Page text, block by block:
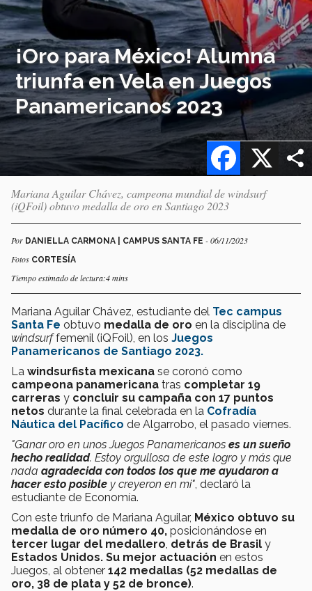
¡Oro para México! Alumna
triunfa en Vela en Juegos
Panamericanos 2023
X
Facebook
Mariana Aguilar Chávez, campeona mundial de windsurf
(iQFoil) obtuvo medalla de oro en Santiago 2023
Por DANIELLA CARMONA | CAMPUS SANTA FE - 06/11/2023
Fotos CORTESÍA
Tiempo estimado de lectura:4 mins
Mariana Aguilar Chávez, estudiante del Tec campus
Santa Fe obtuvo medalla de oro en la disciplina de
windsurffemenil (iQFoil), en los Juegos
Panamericanos de Santiago 2023.
La windsurfista mexicana se coronó como
campeona panamericana tras completar 19
carreras y concluir su campaña con 17 puntos
netos durante la final celebrada en la Cofradía
Náutica del Pacífico de Algarrobo, el pasado viernes.
"Ganar oro en unos Juegos Panamericanos es un sueño
hecho realidad. Estoy orgullosa de este logro y más que
nada agradecida con todos los que me ayudaron a
hacer esto posible y creyeron en mi" , declaró la
estudiante de Economía.
Con este triunfo de Mariana Aguilar, México obtuvo su
medalla de oro número 40, posicionándose en
tercer lugar del medallero detrás de Brasil y
Estados Unidos. Su mejor actuación en estos
Juegos, al obtener 142 medallas (52 medallas de
oro, 38 de plata y 52 de bronce).